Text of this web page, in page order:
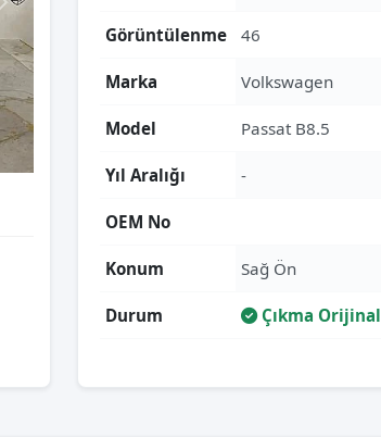
Görüntülenme 46
Marka Volkswagen
Model Passat B8.5
Yıl Aralığı -
OEM No
Konum Sağ Ön
Durum Çıkma Orijinal